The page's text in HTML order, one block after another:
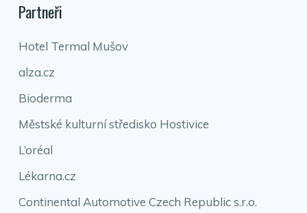
Partneři
Hotel Termal Mušov
alza.cz
Bioderma
Městské kulturní středisko Hostivice
L’oréal
Lékarna.cz
Continental Automotive Czech Republic s.r.o.